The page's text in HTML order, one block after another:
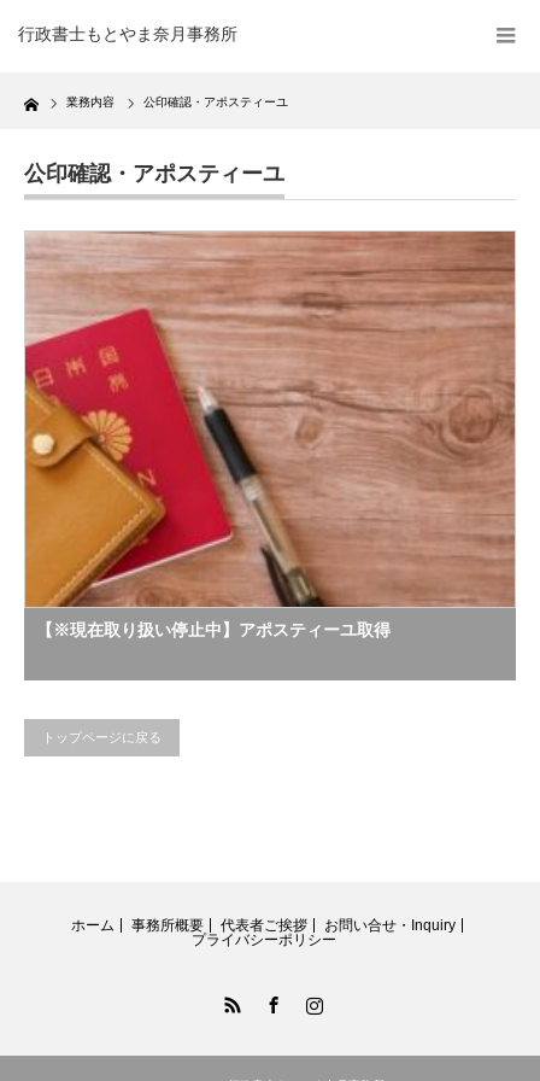
行政書士もとやま奈月事務所
Home 業務内容 公印確認・アポスティーユ
公印確認・アポスティーユ
【※現在取り扱い停止中】アポスティーユ取得
トップページに戻る
ホーム 事務所概要 代表者ご挨拶
お問い合せ・Inquiry
プライバシーポリシー
Instagram